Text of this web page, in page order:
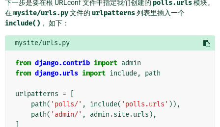
下一步是要在根 URLconf 文件中指定我们创建的 polls.urls模块。
在mysite/urls.py文件的 urlpatterns列表里插入一个
include() ， 如下：
mysite/urls.py
from django.contrib import admin
from django.urls import include, path
urlpatterns =
path( 'polls/' , include( 'polls.urls' )),
path( 'admin/' , admin .site.urls ),